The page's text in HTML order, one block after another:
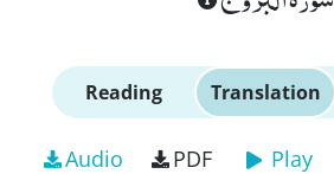
Reading Translation
Audio PDF Play